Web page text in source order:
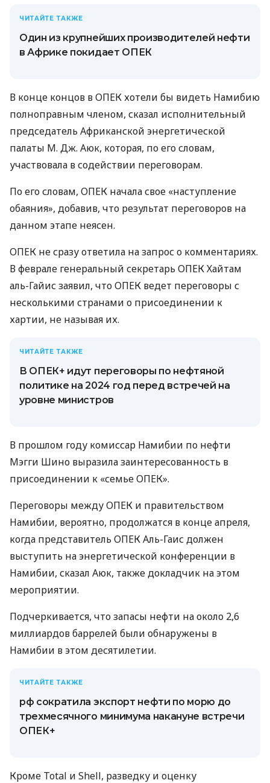
ЧИТАЙТЕ ТАКЖЕ
Один из крупнейших производителей нефти
в Африке покидает ОПЕК
В конце концов в ОПЕК хотели бы видеть Намибию
полноправным членом, сказал исполнительный
председатель Африканской энергетической
палаты М. Дж. Аюк, которая, по его словам,
участвовала в содействии переговорам.
По его словам, ОПЕК начала свое «наступление
обаяния», добавив, что результат переговоров на
данном этапе неясен.
ОПЕК не сразу ответила на запрос о комментариях.
В феврале генеральный секретарь ОПЕК Хайтам
аль-Гайис заявил, что ОПЕК ведет переговоры с
несколькими странами о присоединении к
хартии, не называя их.
ЧИТАЙТЕ ТАКЖЕ
В ОПЕК+ идут переговоры по нефтяной
политике на 2024 год перед встречей на
уровне министров
В прошлом году комиссар Намибии по нефти
Мэгги Шино выразила заинтересованность в
присоединении к «семье ОПЕК».
Переговоры между ОПЕК и правительством
Намибии, вероятно, продолжатся в конце апреля,
когда представитель ОПЕК Аль-Гаис должен
выступить на энергетической конференции в
Намибии, сказал Аюк, также докладчик на этом
мероприятии.
Подчеркивается, что запасы нефти на около 2,6
миллиардов баррелей были обнаружены в
Намибии в этом десятилетии.
ЧИТАЙТЕ ТАКЖЕ
рф сократила экспорт нефти по морю до
трехмесячного минимума накануне встречи
ОПЕК+
Кроме Total и Shell, разведку и оценку